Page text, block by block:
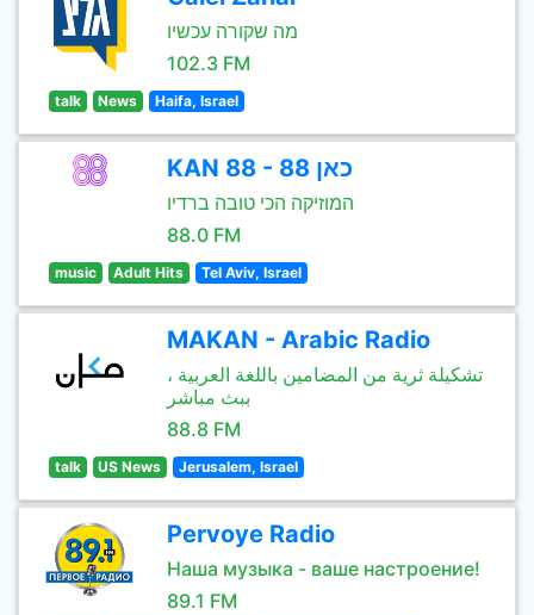
מה שקורה עכשיו
102.3 FM
talk News Haifa, Israel
KAN 88 - כאן 88
המוזיקה הכי טובה ברדיו
88.0 FM
music Adult Hits Tel Aviv, Israel
MAKAN - Arabic Radio
تشكيلة ثرية من المضامين باللغة العربية ،
ببث مباشر
88.8 FM
talk US News Jerusalem, Israel
Pervoye Radio
Наша музыка - ваше настроение!
89.1 FM